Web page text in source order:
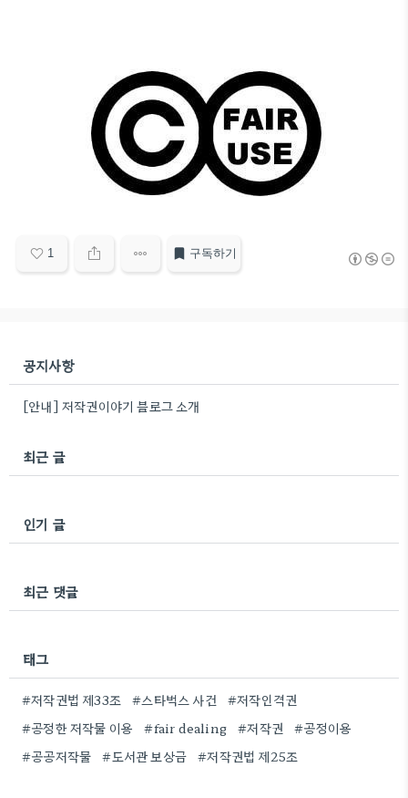
1 구독하기
공지사항
[안내] 저작권이야기 블로그 소개
최근 글
인기 글
최근 댓글
태그
#저작권법 제33조 #스타벅스 사건
#저작인격권
#공정한 저작물 이용
#fair dealing #저작권
#공정이용
#공공저작물
#도서관 보상금 #저작권법 제25조